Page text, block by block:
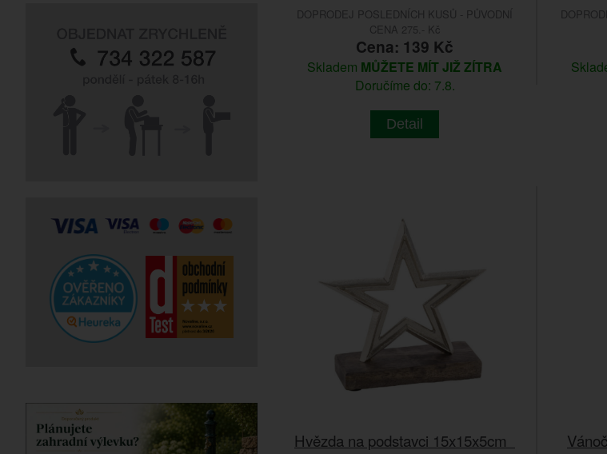
DOPRODEJ POSLEDNÍCH KUSŮ - PŮVODNÍ
CENA 275.- Kč
Cena: 139 Kč
Skladem MŮŽETE MÍT JIŽ ZÍTRA
Doručíme do: 7.8.
Detail
Hvězda na podstavci 15x15x5cm